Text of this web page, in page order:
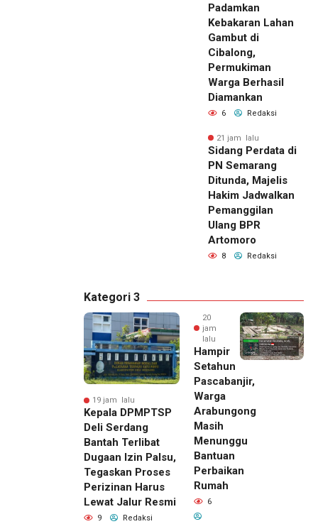
Padamkan
Kebakaran Lahan
Gambut di
Cibalong,
Permukiman
Warga Berhasil
Diamankan
6 Redaksi
21 jam lalu
Sidang Perdata di
PN Semarang
Ditunda, Majelis
Hakim Jadwalkan
Pemanggilan
Ulang BPR
Artomoro
8 Redaksi
Kategori 3
19 jam lalu
Kepala DPMPTSP
Deli Serdang
Bantah Terlibat
Dugaan Izin Palsu,
Tegaskan Proses
Perizinan Harus
Lewat Jalur Resmi
9 Redaksi
20
jam
lalu
Hampir
Setahun
Pascabanjir,
Warga
Arabungong
Masih
Menunggu
Bantuan
Perbaikan
Rumah
6